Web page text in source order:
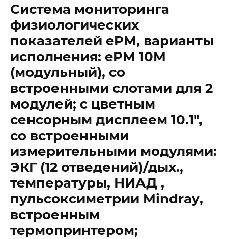
Система мониторинга
физиологических
показателей ePM, варианты
исполнения: ePM 10M
(модульный), со
встроенными слотами для 2
модулей; с цветным
сенсорным дисплеем 10.1″,
со встроенными
измерительными модулями:
ЭКГ (12 отведений)/дых.,
температуры, НИАД ,
пульсоксиметрии Mindray,
встроенным
термопринтером;